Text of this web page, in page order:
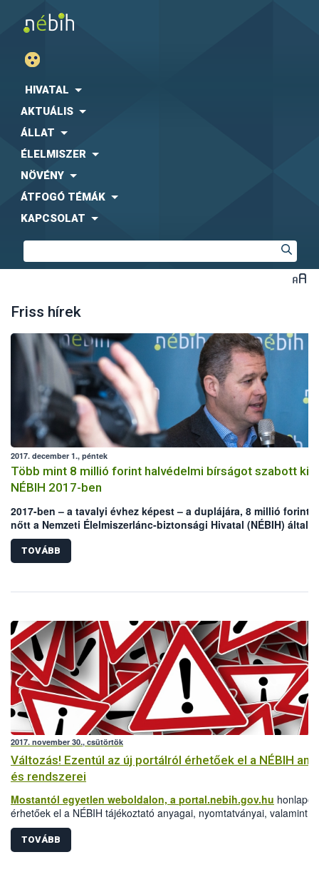
HIVATAL
AKTUÁLIS
ÁLLAT
ÉLELMISZER
NÖVÉNY
ÁTFOGÓ TÉMÁK
KAPCSOLAT
Friss hírek
2017. december 1., péntek
Több mint 8 millió forint halvédelmi bírságot szabott ki a
NÉBIH 2017-ben
2017-ben – a tavalyi évhez képest – a duplájára, 8 millió forintra
nőtt a Nemzeti Élelmiszerlánc-biztonsági Hivatal (NÉBIH) által,
jogszerűtlen horgászat és halászat miatt kiszabott halvédelmi
bírságok összege. A hatósági pénzbüntetés arányosan
az Állami Halőri Szolgálat működéséhez köthető tettenérések
Földművelésügyi Igazgatóságának vezetője a december 1-jén,
TOVÁBB
2017. november 30., csütörtök
Változás! Ezentúl az új portálról érhetőek el a NÉBIH
és rendszerei
Mostantól egyetlen weboldalon, a portal.nebih.gov.hu honlapon
érhetőek el a NÉBIH tájékoztató anyagai, nyomtatványai, valamint
szakrendeszerei is.
TOVÁBB